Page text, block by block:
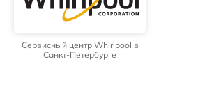
Сервисный центр Whirlpool в
Санкт-Петербурге